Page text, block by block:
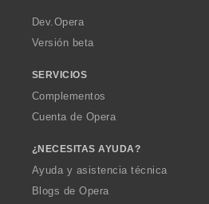
a
Dev.Opera
Versión beta
SERVICIOS
Complementos
Cuenta de Opera
¿NECESITAS AYUDA?
Ayuda y asistencia técnica
Blogs de Opera